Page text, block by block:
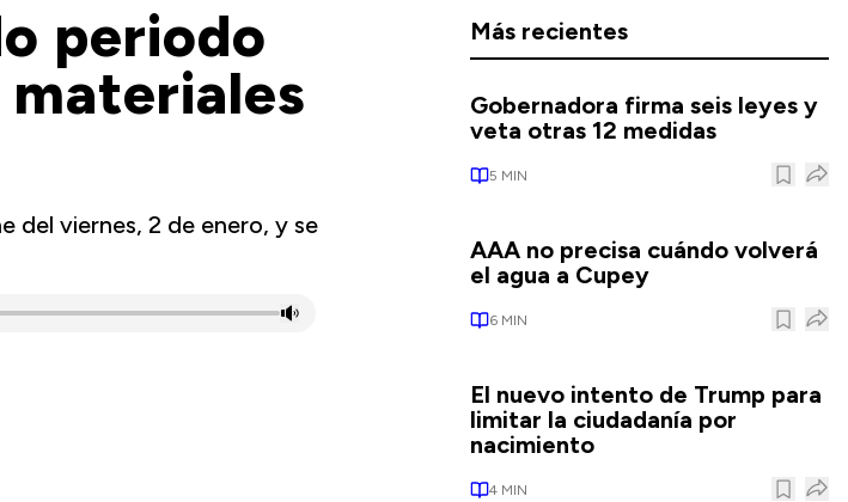
periodo
del viernes, 2 de enero, y se
Más recientes
Gobernadora firma seis leyes y
veta otras 12 medidas
5 MIN
AAA no precisa cuándo volverá
el agua a Cupey
6 MIN
El nuevo intento de Trump para
limitar la ciudadanía por
nacimiento
4 MIN